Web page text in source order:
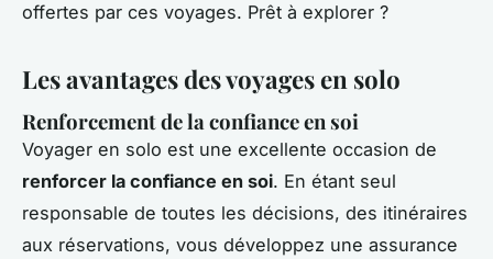
offertes par ces voyages. Prêt à explorer ?
Les avantages des voyages en solo
Renforcement de la confiance en soi
Voyager en solo est une excellente occasion de
renforcer la confiance en soi. En étant seul
responsable de toutes les décisions, des itinéraires
aux réservations, vous développez une assurance